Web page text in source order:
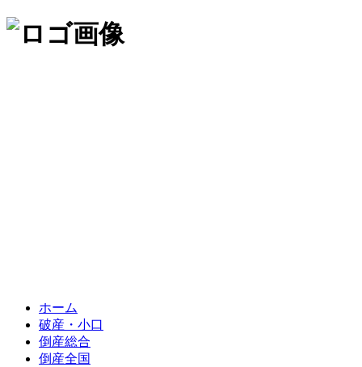
ホーム
破産・小口
倒産総合
倒産全国